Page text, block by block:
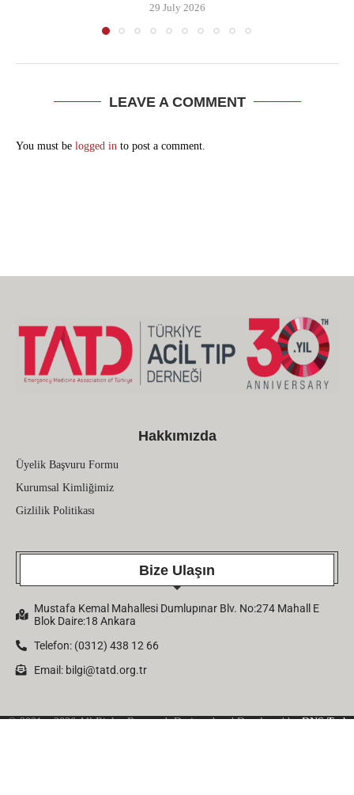
29 July 2026
LEAVE A COMMENT
You must be logged in to post a comment.
Hakkımızda
Üyelik Başvuru Formu
Kurumsal Kimliğimiz
Gizlilik Politikası
Bize Ulaşın
Mustafa Kemal Mahallesi Dumlupınar Blv. No:274 Mahall E
Blok Daire:18 Ankara
Telefon: (0312) 438 12 66
Email: bilgi@tatd.org.tr
© 2021 – 2026 All Rights Reserved. Designed and Developed byDNS Tech